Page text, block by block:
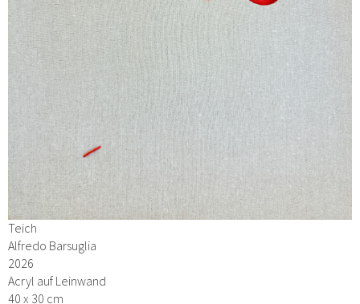
Teich
Alfredo Barsuglia
2026
Acryl auf Leinwand
40 x 30 cm